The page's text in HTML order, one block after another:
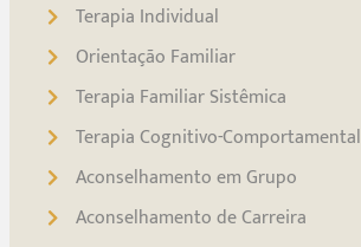
Terapia Individual
Orientação Familiar
Terapia Familiar Sistêmica
Terapia Cognitivo-Comportamental
Aconselhamento em Grupo
Aconselhamento de Carreira